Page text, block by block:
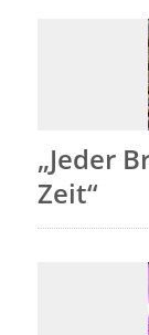
„Jeder
Zeit“